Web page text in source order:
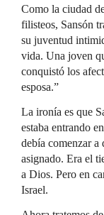
Como la ciudad
filisteos, Sansón
su juventud
vida. Una joven
conquistó los
esposa.”
La ironía es que
estaba entrando
debía comenzar a
asignado. Era el
a Dios. Pero en
Israel.